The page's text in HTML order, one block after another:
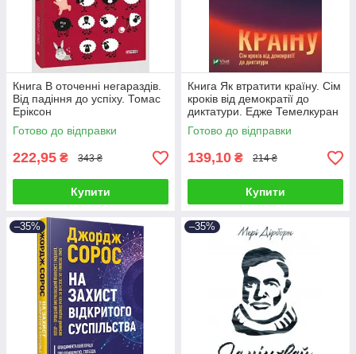
Книга В оточенні негараздів.
Від падіння до успіху. Томас
Еріксон
Готово до відправки
222,95 ₴ 343 ₴
Купити
Книга Як втратити країну. Сім
кроків від демократії до
диктатури. Едже Темелкуран
Готово до відправки
139,10 ₴ 214 ₴
Купити
–35% –35%